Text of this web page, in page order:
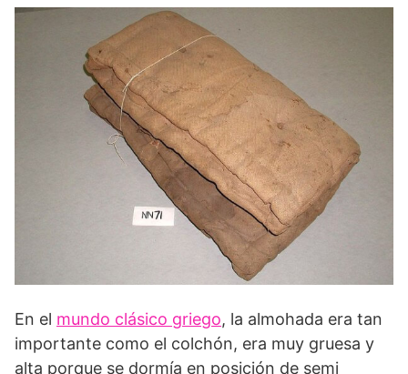
En el mundo clásico griego, la almohada era tan
importante como el colchón, era muy gruesa y
alta porque se dormía en posición de semi